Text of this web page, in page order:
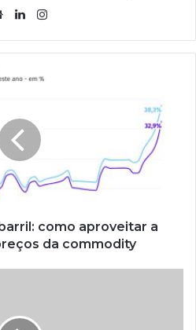
WebsiteLinkedin
como aproveitar a
da commodity